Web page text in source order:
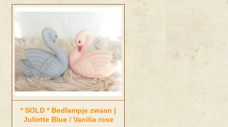
* SOLD * Bedlampje zwaan |
Juliette Blue / Vanilia rose